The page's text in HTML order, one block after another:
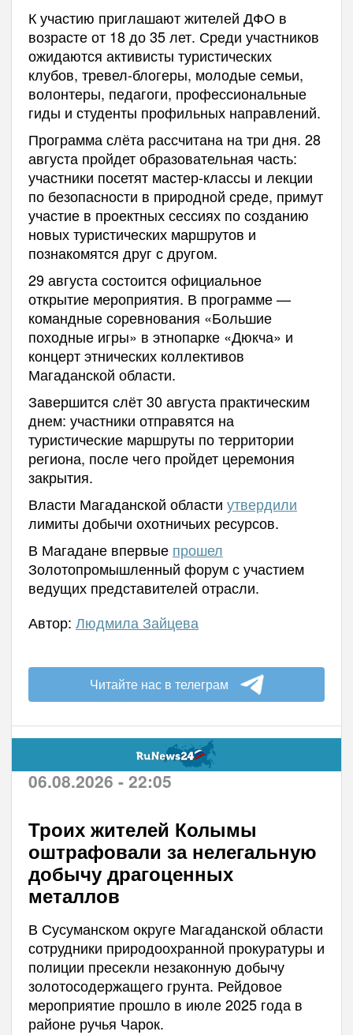
К участию приглашают жителей ДФО в
возрасте от 18 до 35 лет. Среди участников
ожидаются активисты туристических
клубов, тревел-блогеры, молодые семьи,
волонтеры, педагоги, профессиональные
гиды и студенты профильных направлений.
Программа слёта рассчитана на три дня. 28
августа пройдет образовательная часть:
участники посетят мастер-классы и лекции
по безопасности в природной среде, примут
участие в проектных сессиях по созданию
новых туристических маршрутов и
познакомятся друг с другом.
29 августа состоится официальное
открытие мероприятия. В программе —
командные соревнования «Большие
походные игры» в этнопарке «Дюкча» и
концерт этнических коллективов
Магаданской области.
Завершится слёт 30 августа практическим
днем: участники отправятся на
туристические маршруты по территории
региона, после чего пройдет церемония
закрытия.
Власти Магаданской области утвердили
лимиты добычи охотничьих ресурсов.
В Магадане впервые прошел
Золотопромышленный форум с участием
ведущих представителей отрасли.
Автор: Людмила Зайцева
Читайте нас в телеграм
06.08.2026 - 22:05
Троих жителей Колымы
оштрафовали за нелегальную
добычу драгоценных
металлов
В Сусуманском округе Магаданской области
сотрудники природоохранной прокуратуры и
полиции пресекли незаконную добычу
золотосодержащего грунта. Рейдовое
мероприятие прошло в июле 2025 года в
районе ручья Чарок.